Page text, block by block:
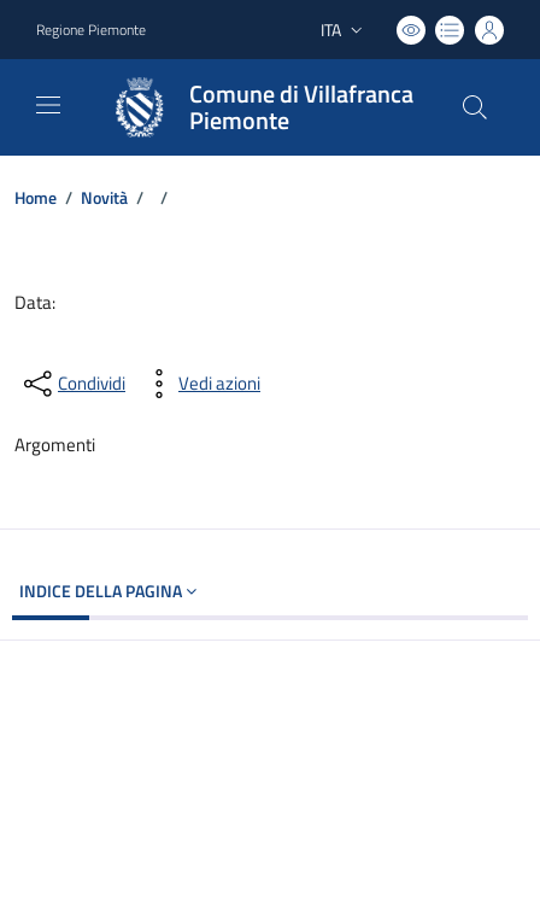
Regione Piemonte Lingua attiva:
ITA
Comune di Villafranca
Piemonte
Home / Novità / /
Data:
Condividi Vedi azioni
Argomenti
INDICE DELLA PAGINA